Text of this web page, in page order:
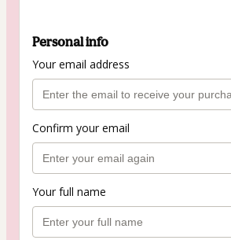
Personal info
Your email address
Confirm your email
Your full name